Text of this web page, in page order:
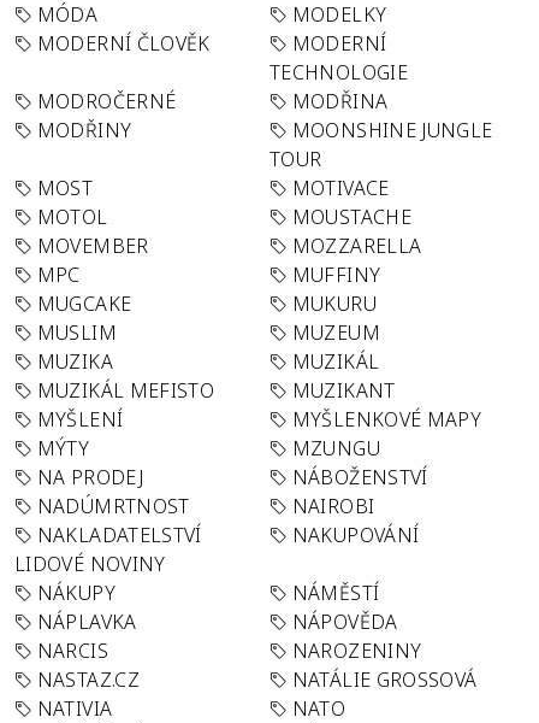
MÓDA
MODELKY
MODERNÍ ČLOVĚK
MODERNÍ
TECHNOLOGIE
MODROČERNÉ
MODŘINA
MODŘINY
MOONSHINE JUNGLE
TOUR
MOST
MOTIVACE
MOTOL
MOUSTACHE
MOVEMBER
MOZZARELLA
MPC
MUFFINY
MUGCAKE
MUKURU
MUSLIM
MUZEUM
MUZIKA
MUZIKÁL
MUZIKÁL MEFISTO
MUZIKANT
MYŠLENÍ
MYŠLENKOVÉ MAPY
MÝTY
MZUNGU
NA PRODEJ
NÁBOŽENSTVÍ
NADÚMRTNOST
NAIROBI
NAKLADATELSTVÍ
LIDOVÉ NOVINY
NAKUPOVÁNÍ
NÁKUPY
NÁMĚSTÍ
NÁPLAVKA
NÁPOVĚDA
NARCIS
NAROZENINY
NASTAZ.CZ
NATÁLIE GROSSOVÁ
NATIVIA
NATO